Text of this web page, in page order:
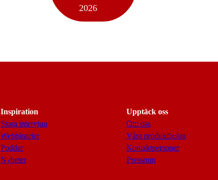
2026
Inspiration
Stora intervjun
Webbinarier
Poddar
Nyheter
Upptäck oss
Om oss
Våra produktbolag
Kontaktpersoner
Pressrum